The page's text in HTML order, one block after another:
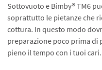
Sottovuoto e Bimby® TM6
soprattutto le pietanze che
cottura. In questo modo
preparazione poco prima di
pieno il tempo con i tuoi cari.